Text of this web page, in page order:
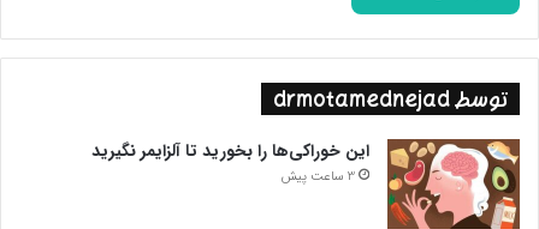
توسط drmotamednejad
این خوراکی‌ها را بخورید تا آلزایمر نگیرید
3 ساعت پیش